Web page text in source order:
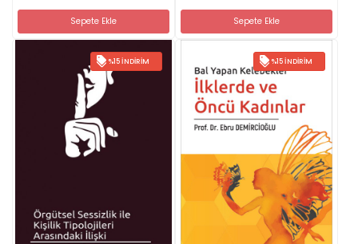
Sepete Ekle Sepete Ekle
%15 İNDIRIM %15 İNDIRIM